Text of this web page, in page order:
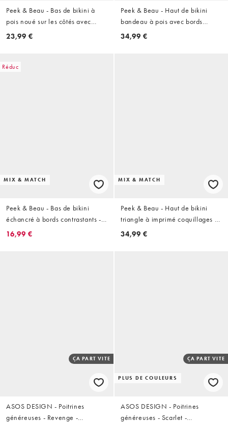
Peek & Beau - Bas de bikini à
pois noué sur les côtés avec
détail nœud - Bleu et noir
23,99 €
Peek & Beau - Haut de bikini
bandeau à pois avec bords
contrastants - Marron et blanc
34,99 €
Réduc
MIX & MATCH
Peek & Beau - Bas de bikini
échancré à bords contrastants -
Marron et blanc
16,99 €
MIX & MATCH
Peek & Beau - Haut de bikini
triangle à imprimé coquillages -
Bleu
34,99 €
ÇA PART VITE
ASOS DESIGN - Poitrines
généreuses - Revenge -
PLUS DE COULEURS
ÇA PART VITE
ASOS DESIGN - Poitrines
généreuses - Scarlet -